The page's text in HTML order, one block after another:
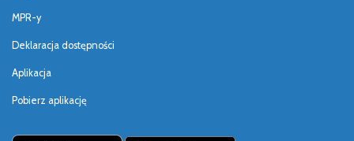
MPR-y
Deklaracja dostępności
Aplikacja
Pobierz aplikację